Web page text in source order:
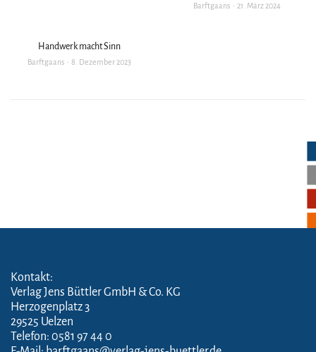
Barftgaans 21. März 2024
Handwerk macht Sinn
Barftgaans 8. Dezember 2023
Kontakt:
Verlag Jens Büttler GmbH & Co. KG
Herzogenplatz 3
29525 Uelzen
Telefon: 0581 97 44 0